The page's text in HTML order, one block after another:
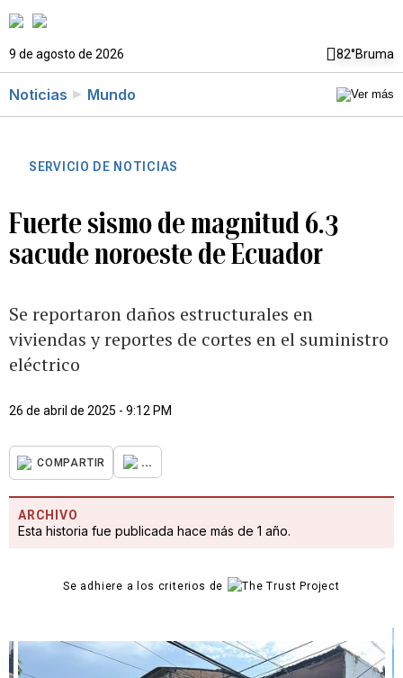
9 de agosto de 2026 82°Bruma
Noticias Mundo
SERVICIO DE NOTICIAS
Fuerte sismo de magnitud 6.3
sacude noroeste de Ecuador
Se reportaron daños estructurales en
viviendas y reportes de cortes en el suministro
eléctrico
26 de abril de 2025 - 9:12 PM
COMPARTIR ...
ARCHIVO
Esta historia fue publicada hace más de 1 año.
Se adhiere a los criterios de